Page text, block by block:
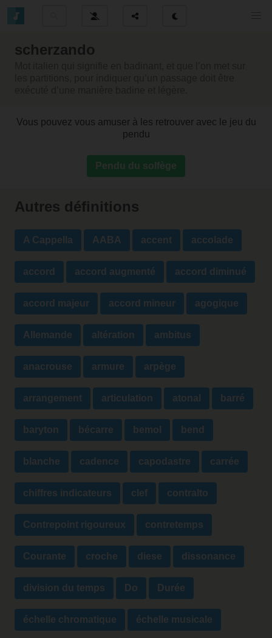
scherzando
Vous pouvez vous amuser à les retrouver avec le jeu du
pendu
Pendu du solfège
Autres définitions
A Cappella AABA accent accolade
accord accord augmenté accord diminué
accord majeur accord mineur agogique
Allemande altération ambitus
anacrouse armure arpège
arrangement articulation atonal barré
baryton bécarre bemol bend
blanche cadence capodastre carrée
chiffres indicateurs clef contralto
Contrepoint rigoureux contretemps
Courante croche diese dissonance
division du temps Do Durée
échelle chromatique échelle musicale